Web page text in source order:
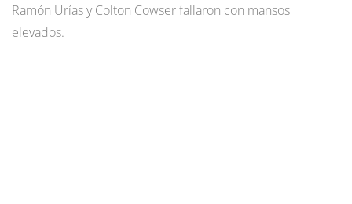
Ramón Urías y Colton Cowser fallaron con mansos
elevados.